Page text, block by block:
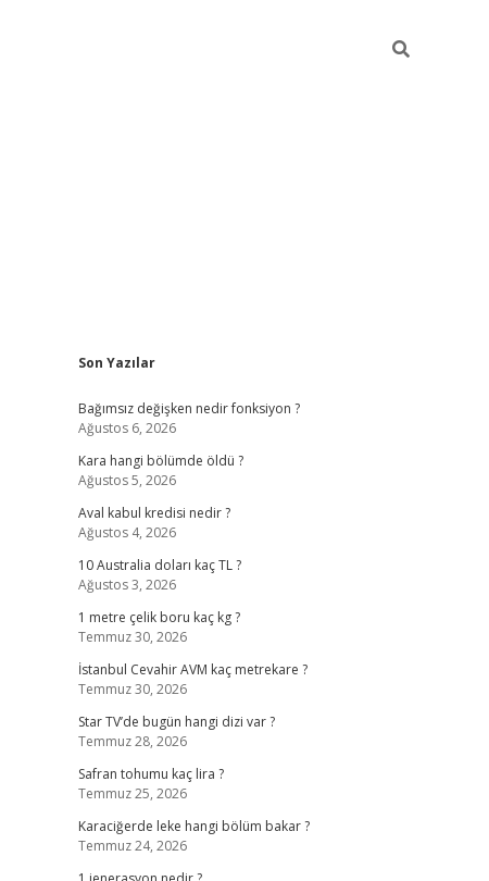
Sidebar
Son Yazılar
Bağımsız değişken nedir fonksiyon ?
Ağustos 6, 2026
Kara hangi bölümde öldü ?
Ağustos 5, 2026
Aval kabul kredisi nedir ?
Ağustos 4, 2026
10 Australia doları kaç TL ?
Ağustos 3, 2026
1 metre çelik boru kaç kg ?
Temmuz 30, 2026
İstanbul Cevahir AVM kaç metrekare ?
Temmuz 30, 2026
Star TV’de bugün hangi dizi var ?
Temmuz 28, 2026
Safran tohumu kaç lira ?
Temmuz 25, 2026
Karaciğerde leke hangi bölüm bakar ?
Temmuz 24, 2026